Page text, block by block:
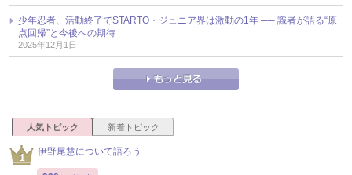
少年忍者、活動終了でSTARTO・ジュニア界は激動の1年 ── 識者が語る“原
点回帰”と今後への期待
2025年12月1日
人気トピック 新着トピック
伊野尾慧について語ろう